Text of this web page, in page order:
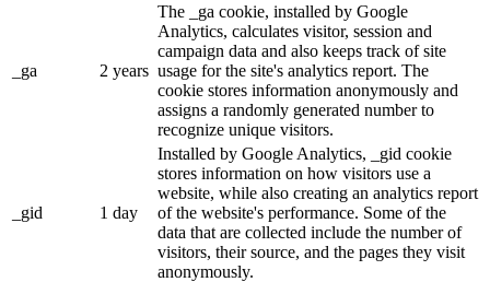
_ga 2 years
The _ga cookie, installed by Google
Analytics, calculates visitor, session and
campaign data and also keeps track of site
usage for the site's analytics report. The
cookie stores information anonymously and
assigns a randomly generated number to
recognize unique visitors.
_gid 1 day
Installed by Google Analytics, _gid cookie
stores information on how visitors use a
website, while also creating an analytics report
of the website's performance. Some of the
data that are collected include the number of
visitors, their source, and the pages they visit
anonymously.